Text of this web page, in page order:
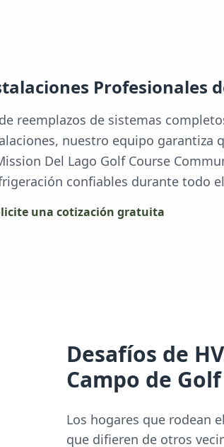
Profesionales
reemplazos de sistemas
nuestro equipo garantiza
Del Lago Golf Course
confiables durante todo
una cotización gratuita
Desafíos de
Campo de Golf
Los hogares que rodean
que difieren de otros